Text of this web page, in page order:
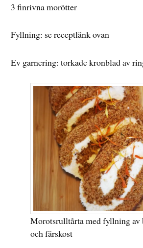
3 finrivna morötter
Fyllning: se receptlänk ovan
Ev garnering: torkade kronblad av
Morotsrulltårta med fyllning av
och färskost